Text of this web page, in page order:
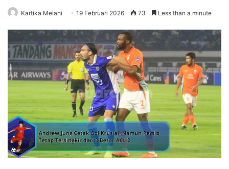
Kartika Melani 19 Februari 2026 73 Less than a minute